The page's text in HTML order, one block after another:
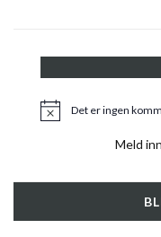
MerknadDet er ingen
Meld